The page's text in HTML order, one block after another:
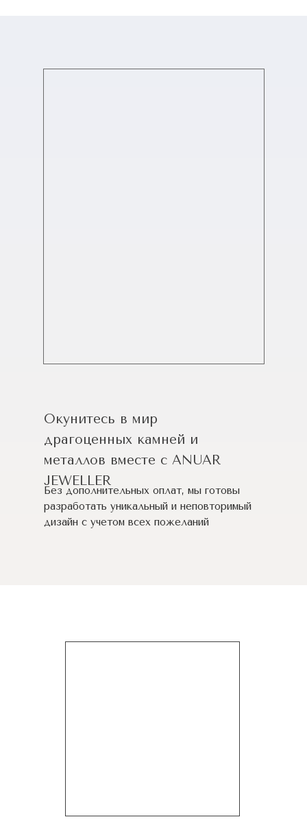
Окунитесь в мир
драгоценных камней и
металлов вместе с ANUAR
JEWELLER
Без дополнительных оплат, мы готовы
разработать уникальный и неповторимый
дизайн c учетом всех пожеланий